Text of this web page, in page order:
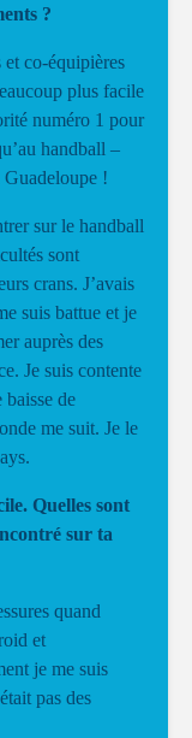
?
et co-équipières
plus facile
numéro 1 pour
handball –
Guadeloupe !
sur le handball
sont
crans. J’avais
suis battue et je
auprès des
Je suis contente
baisse de
me suit. Je le
Quelles sont
sur ta
quand
et
je me suis
pas des